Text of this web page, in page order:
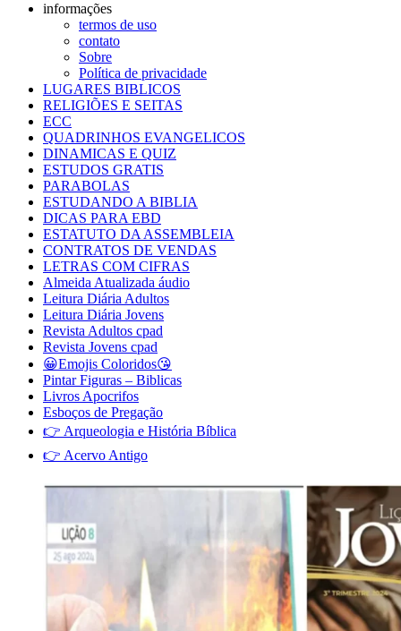
informações
termos de uso
contato
Sobre
Política de privacidade
LUGARES BIBLICOS
RELIGIÕES E SEITAS
ECC
QUADRINHOS EVANGELICOS
DINAMICAS E QUIZ
ESTUDOS GRATIS
PARABOLAS
ESTUDANDO A BIBLIA
DICAS PARA EBD
ESTATUTO DA ASSEMBLEIA
CONTRATOS DE VENDAS
LETRAS COM CIFRAS
Almeida Atualizada áudio
Leitura Diária Adultos
Leitura Diária Jovens
Revista Adultos cpad
Revista Jovens cpad
😀Emojis Coloridos😘
Pintar Figuras – Biblicas
Livros Apocrifos
Esboços de Pregação
👉 Arqueologia e História Bíblica
👉 Acervo Antigo